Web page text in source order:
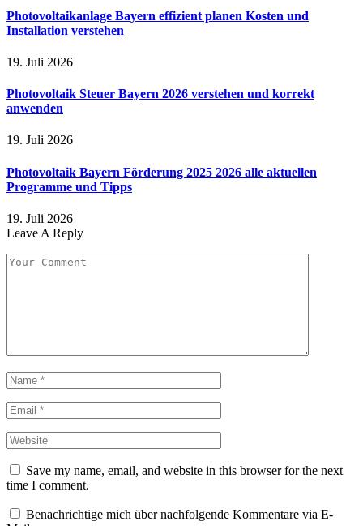
Photovoltaikanlage Bayern effizient planen Kosten und
Installation verstehen
19. Juli 2026
Photovoltaik Steuer Bayern 2026 verstehen und korrekt
anwenden
19. Juli 2026
Photovoltaik Bayern Förderung 2025 2026 alle aktuellen
Programme und Tipps
19. Juli 2026
Leave A Reply
Save my name, email, and website in this browser for the next
time I comment.
Benachrichtige mich über nachfolgende Kommentare via E-